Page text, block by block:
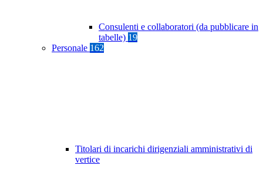
Consulenti e collaboratori (da pubblicare in
tabelle) 19
Personale 162
Titolari di incarichi dirigenziali amministrativi di
vertice